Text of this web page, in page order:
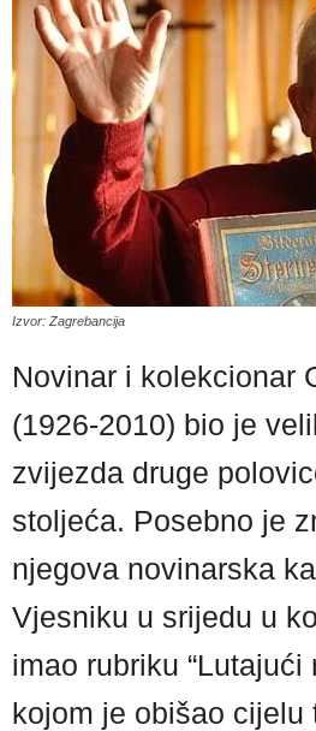
Izvor: Zagrebancija
Novinar i kolekcionar
(1926-2010) bio je
zvijezda druge
stoljeća. Posebno je
njegova novinarska
Vjesniku u srijedu u
imao rubriku “Lutajući
kojom je obišao cijelu